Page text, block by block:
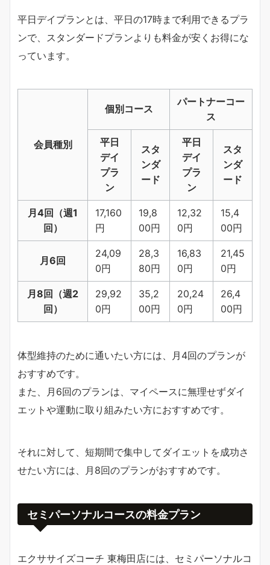
平日デイプランとは、平日の17時まで利用できるプラ
ンで、スタンダードプランよりも料金が安くお得にな
っています。
会員種別
個別コース
パートナーコー
ス
平日
デイ
プラ
ン
スタ
ンダ
ード
平日
デイ
プラ
ン
スタ
ンダ
ード
月4回（週1
回）
17,160
円
19,8
00円
12,32
0円
15,4
00円
月6回
24,09
0円
28,3
80円
16,83
0円
21,45
0円
月8回（週2
回）
29,92
0円
35,2
00円
20,24
0円
26,4
00円
体型維持のために通いたい方には、月4回のプランが
おすすめです。
また、月6回のプランは、マイペースに無理せずダイ
エットや運動に取り組みたい方におすすめです。
それに対して、短期間で集中してダイエットを成功さ
せたい方には、月8回のプランがおすすめです。
セミパーソナルコースの料金プラン
エクササイズコーチ 東梅田店には、セミパーソナルコ